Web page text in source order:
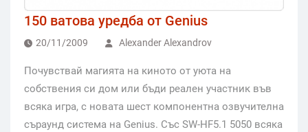
150 ватова уредба от Genius
20/11/2009 Alexander Alexandrov
Почувствай магията на киното от уюта на
собствения си дом или бъди реален участник във
всяка игра, с новата шест компонентна озвучителна
съраунд система на Genius. Със SW-HF5.1 5050 всяка